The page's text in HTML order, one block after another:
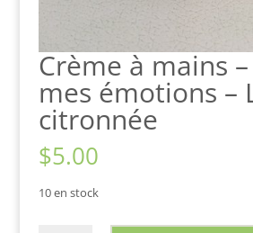
Crème à mains –
mes émotions –
citronnée
$5.00
10 en stock